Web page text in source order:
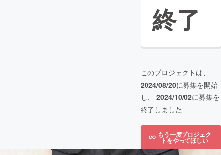
終了
このプロジェクトは、
2024/08/20に募集を開始
し、 2024/10/02に募集を
終了しました
もう一度プロジェク
トをやってほしい